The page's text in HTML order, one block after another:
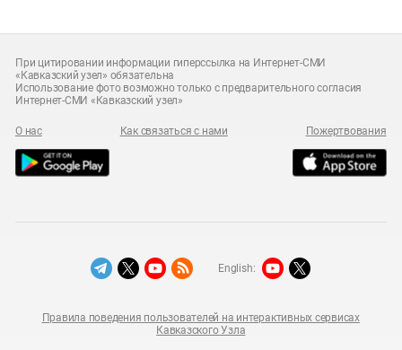
При цитировании информации гиперссылка на Интернет-СМИ
«Кавказский узел» обязательна
Использование фото возможно только с предварительного согласия
Интернет-СМИ «Кавказский узел»
О нас Как связаться с нами Пожертвования
Правила поведения пользователей на интерактивных сервисах
Кавказского Узла
English: